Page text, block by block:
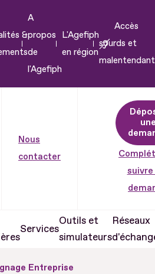
&
A
propos
de
l'Agefiph
L'Agefiph
en région
Accès
sourds et
Nous
contacter
suivre
Services
Outils et
simulateurs
Réseaux
Entreprise